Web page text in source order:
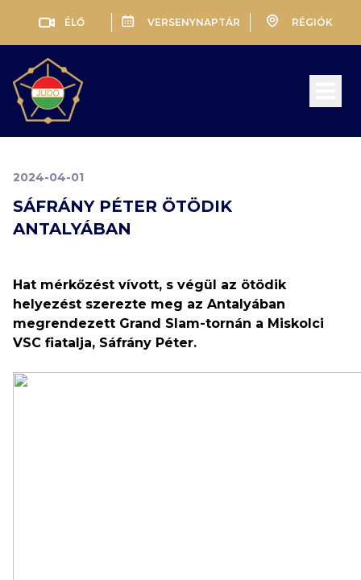
ÉLŐ VERSENYNAPTÁR RÉGIÓK
2024-04-01
SÁFRÁNY PÉTER ÖTÖDIK
ANTALYÁBAN
Hat mérkőzést vívott, s végül az ötödik
helyezést szerezte meg az Antalyában
megrendezett Grand Slam-tornán a Miskolci
VSC fiatalja, Sáfrány Péter.